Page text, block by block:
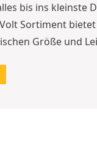
bis ins kleinste
Volt Sortiment
Größe und